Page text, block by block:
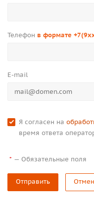
Телефон в формате
E-mail
Я согласен на
время ответа
* — Обязательные поля
Отправить